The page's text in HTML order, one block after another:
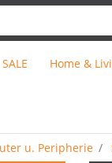
SALE Home &
u. Peripherie